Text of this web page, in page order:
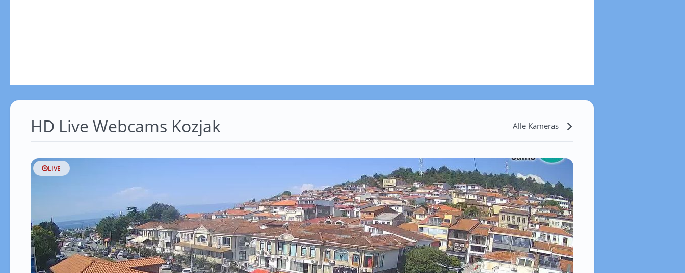
HD Live Webcams Kozjak Alle Kameras
LIVE